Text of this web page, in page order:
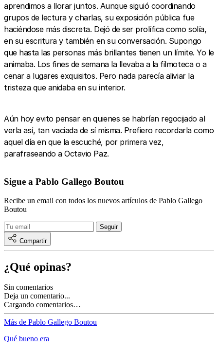
aprendimos a llorar juntos. Aunque siguió coordinando
grupos de lectura y charlas, su exposición pública fue
haciéndose más discreta. Dejó de ser prolífica como solía,
en su escritura y también en su conversación. Supongo
que hasta las personas más brillantes tienen un límite. Yo le
animaba. Los fines de semana la llevaba a la filmoteca o a
cenar a lugares exquisitos. Pero nada parecía aliviar la
tristeza que anidaba en su interior.
Aún hoy evito pensar en quienes se habrían regocijado al
verla así, tan vaciada de sí misma. Prefiero recordarla como
aquel día en que la escuché, por primera vez,
parafraseando a Octavio Paz.
Sigue a Pablo Gallego Boutou
Recibe un email con todos los nuevos artículos de Pablo Gallego
Boutou
Compartir
¿Qué opinas?
Sin comentarios
Deja un comentario...
Cargando comentarios…
Más de Pablo Gallego Boutou
Qué bueno era